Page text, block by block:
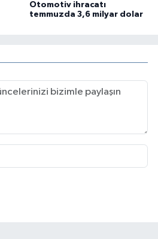
Otomotiv ihracatı
temmuzda 3,6 milyar dolar